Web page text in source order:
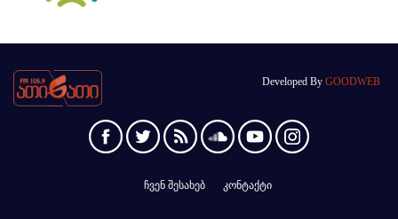
Developed By GOODWEB
ჩვენ შესახებ კონტაქტი